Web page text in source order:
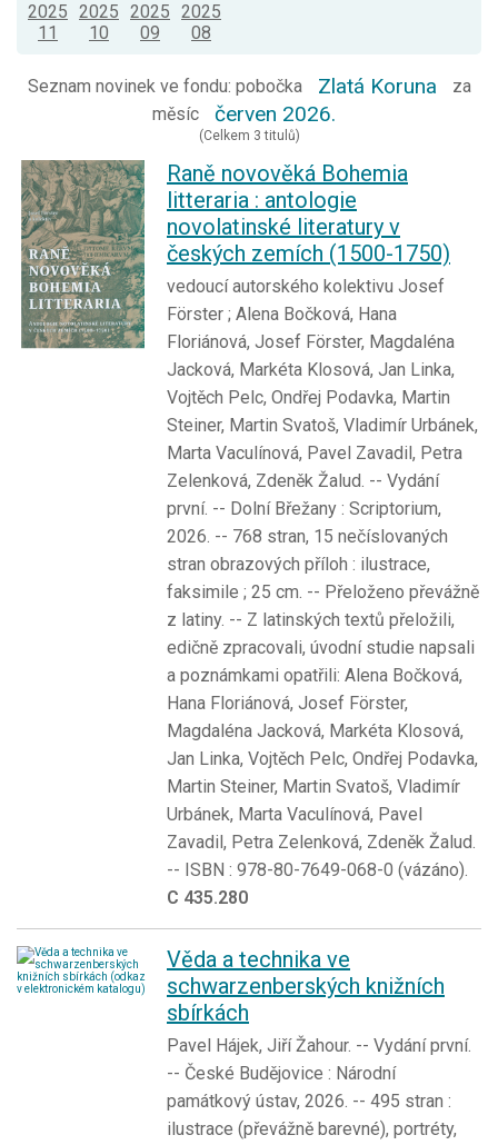
2025
11
2025
10
2025
09
2025
08
Seznam novinek ve fondu: pobočka Zlatá Koruna
za
měsíc
červen 2026.
(Celkem 3 titulů)
Raně novověká Bohemia
litteraria : antologie
novolatinské literatury v
českých zemích (1500-1750)
vedoucí autorského kolektivu Josef
Förster ; Alena Bočková, Hana
Floriánová, Josef Förster, Magdaléna
Jacková, Markéta Klosová, Jan Linka,
Vojtěch Pelc, Ondřej Podavka, Martin
Steiner, Martin Svatoš, Vladimír Urbánek,
Marta Vaculínová, Pavel Zavadil, Petra
Zelenková, Zdeněk Žalud. -- Vydání
první. -- Dolní Břežany : Scriptorium,
2026. -- 768 stran, 15 nečíslovaných
stran obrazových příloh : ilustrace,
faksimile ; 25 cm. -- Přeloženo převážně
z latiny. -- Z latinských textů přeložili,
edičně zpracovali, úvodní studie napsali
a poznámkami opatřili: Alena Bočková,
Hana Floriánová, Josef Förster,
Magdaléna Jacková, Markéta Klosová,
Jan Linka, Vojtěch Pelc, Ondřej Podavka,
Martin Steiner, Martin Svatoš, Vladimír
Urbánek, Marta Vaculínová, Pavel
Zavadil, Petra Zelenková, Zdeněk Žalud.
-- ISBN : 978-80-7649-068-0 (vázáno).
C 435.280
Věda a technika ve
schwarzenberských knižních
sbírkách
Pavel Hájek, Jiří Žahour. -- Vydání první.
-- České Budějovice : Národní
památkový ústav, 2026. -- 495 stran :
ilustrace (převážně barevné), portréty,